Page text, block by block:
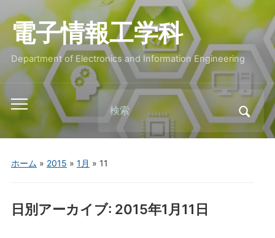
電子情報工学科
Department of Electronics and Information Engineering
Toggle
mobile
menu
Search
for:
ホーム » 2015 » 1月 » 11
日別アーカイブ: 2015年1月11日